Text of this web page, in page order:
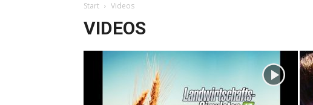
Start Videos
VIDEOS